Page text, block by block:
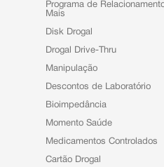
Programa de
Mais
Disk Drogal
Drogal Drive-Thru
Manipulação
Descontos de Laboratório
Bioimpedância
Momento Saúde
Medicamentos Controlados
Cartão Drogal